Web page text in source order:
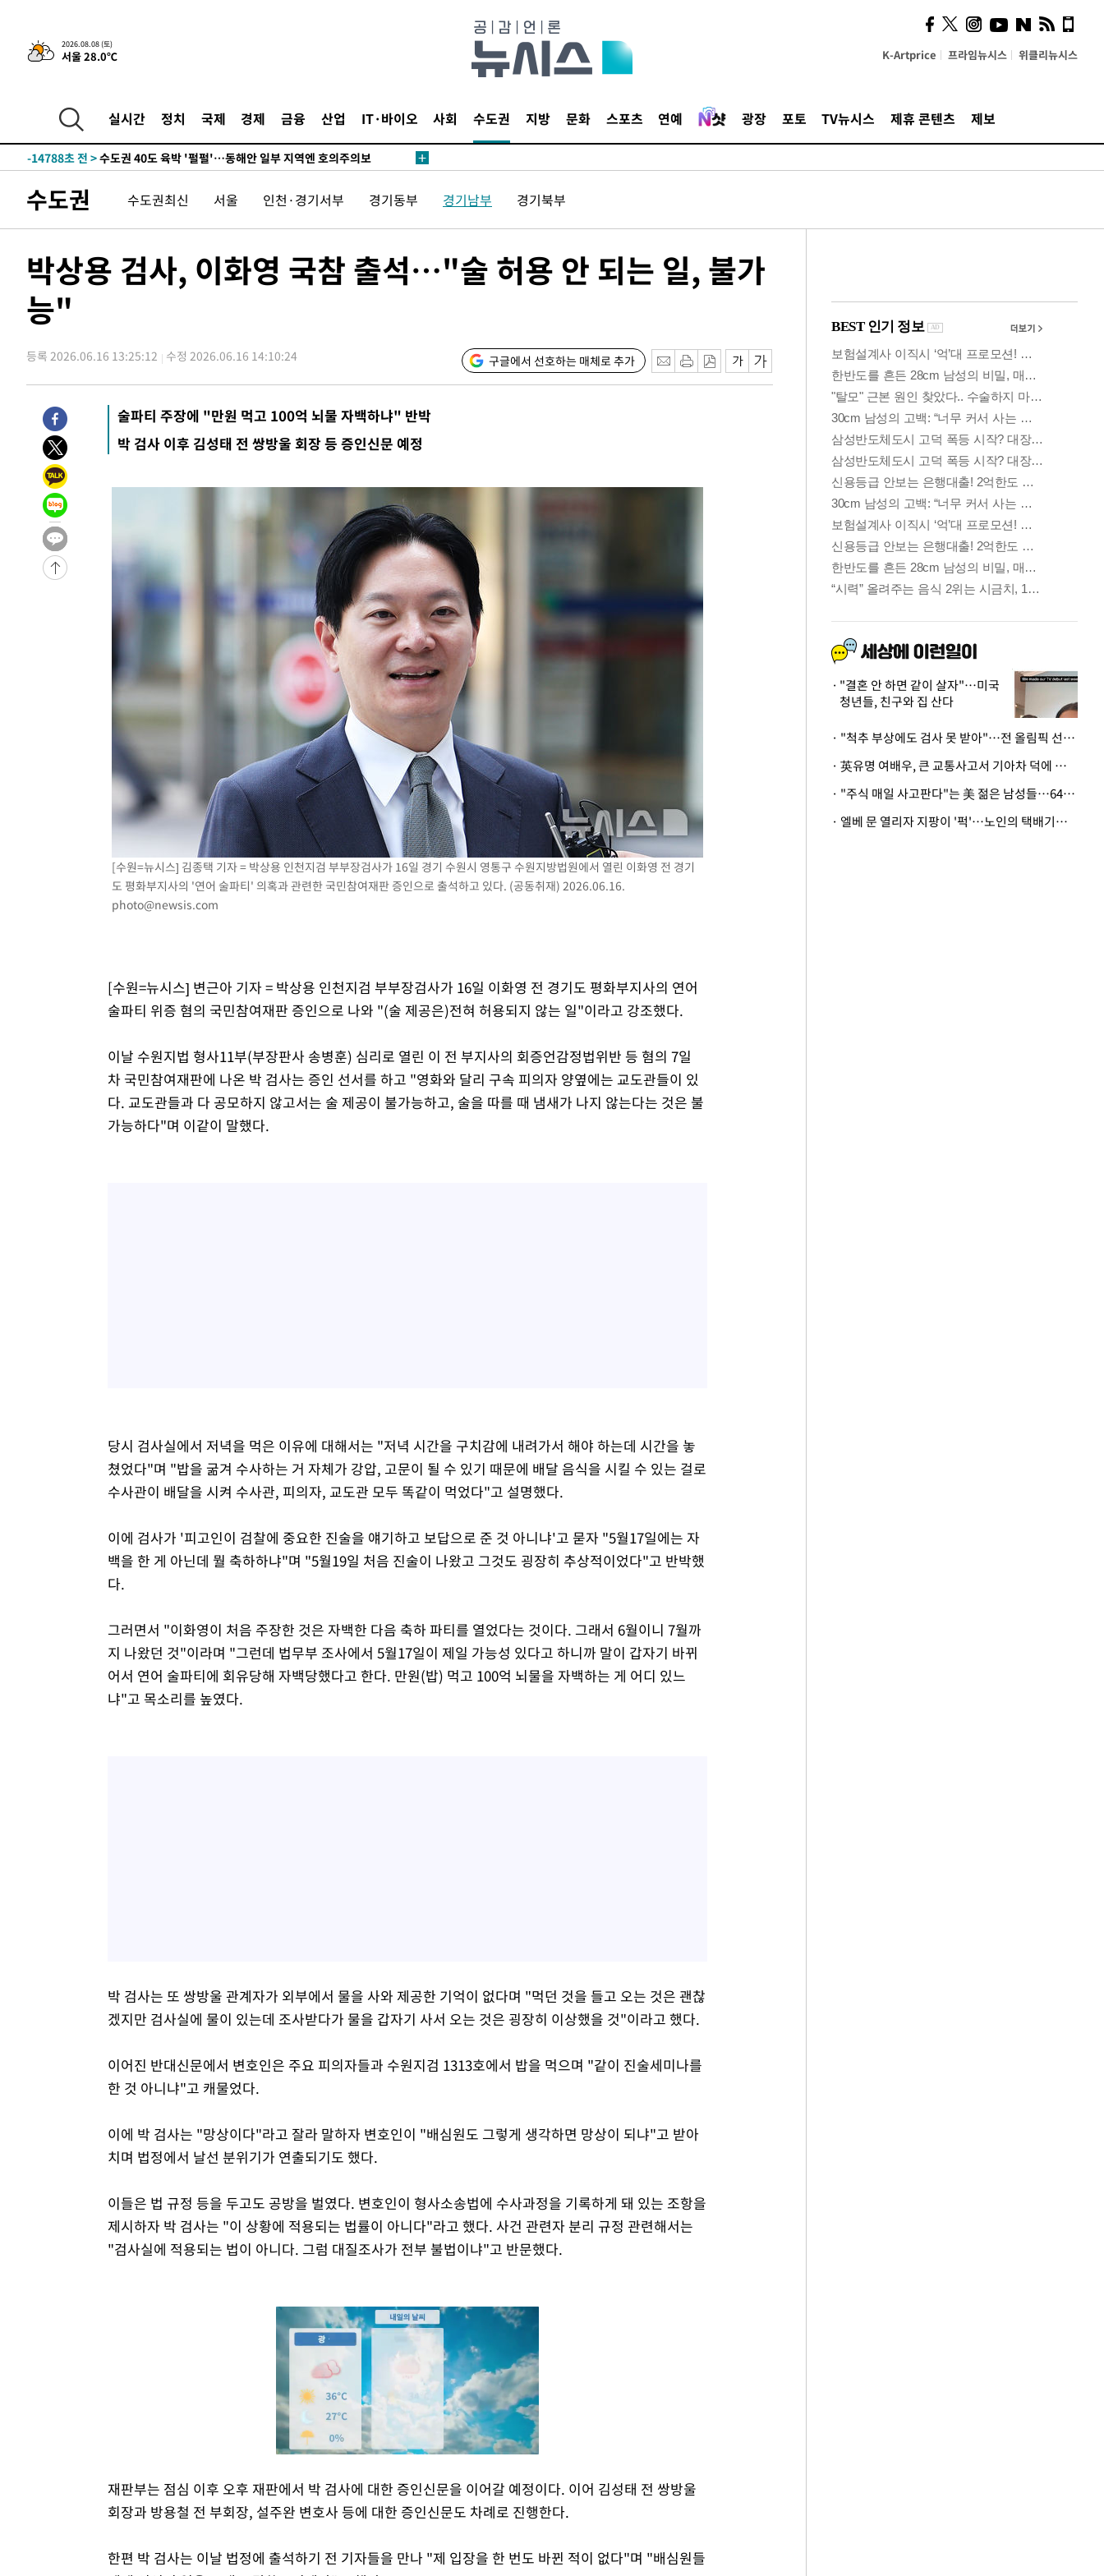
2026.08.08 (토)
서울 28.0℃ K-Artprice 프라임뉴시스 위클리뉴시스
실시간 정치 국제 경제 금융 산업 IT·바이오 사회 수도권 지방 문화 스포츠 연예 광장 포토 TV뉴시스 제휴 콘텐츠 제보
청래 44.56%
-22493초 전 >[속보]與 대표 경선 제주·인천 당원투표…金 47.75%·鄭
42.08%·宋 10.17%
-22027초 전 >이강인 "아틀레티코 이적 기뻐…등번호 7번 의미보단 팀 위해 뛸
-15736초 전 >
낮 최고 35도 '무더위'…동해안 시간당 30㎜ '강한 비'[내일날씨]
-15006초 전 >
틀레티코 이적"
-14788초 전 >수도권 40도 육박 '펄펄'…동해안 일부 지역엔 호의주의보
-7702초 전 > 강릉에 시간당 81.4㎜ 물폭탄…도로 잠기고 담벼락 붕괴
-3809초 전 >백운산서 80년근 천종산삼 9뿌리 발견…감정가 1.3억원
15분 전 >남자 농구, 나고야 아시안게임서 '홈팀' 일본과 한일전
26분 전 >
1시간 전 >
2시간 전 >[속보]'압수수색·성접대 논란' 축구협회 "실망과 걱정 안겨드려 죄송"
5시간 전 >'최고 37도' 폭염 지속…강원동해안 최대 150㎜ 비
7시간 전 >
[속보]뉴욕증시 상승 마감…S&P 0.6% 나스닥 1.3%↑
-32231초 전 >
이란 "호르무즈 재개방 합의 근접…美 배상 선행돼야"
-23278초 전 >
[속보]與최고위원 제주·인천 순회경선…박선원·최민희·서미화·
한민수·김용 순
-23231초 전 >
청래 44.56%
-22513초 전 >
42.08%·宋 10.17%
-22047초 전 >
이강인 "아틀레티코 이적 기뻐…등번호 7번 의미보단 팀 위해 뛸
것"
-21982초 전 >
[속보]與 당대표 경선, 제주·인천 권리당원 투표 김민석 승리
-15756초 전 >
낮 최고 35도 '무더위'…동해안 시간당 30㎜ '강한 비'[내일날씨]
[속보]이강인 "감독님이 원하는 마음 느꼈고, 많은 트로피 원해 아
수도권 40도 육박 '펄펄'…동해안 일부 지역엔 호의주의보
온열질환 사망자 3명 늘어…누적 환자 3000명 돌파
강릉에 시간당 81.4㎜ 물폭탄…도로 잠기고 담벼락 붕괴
백운산서 80년근 천종산삼 9뿌리 발견…감정가 1.3억원
선재도서 해루질 나섰다 실종 60대, 닷새 만에 숨진 채 발견
남자 농구, 나고야 아시안게임서 '홈팀' 일본과 한일전
여수 오동도 해상서 모터보트 전복…1명 사망·1명 실종
극한폭염 한풀 꺾이지만…'낮 최고 35도' 무더위, 열대야 계속[다음주
축구협회 "압수수색·성접대 논란 사과…쇄신의 기회로 삼겠다"
[속보]'압수수색·성접대 논란' 축구협회 "실망과 걱정 안겨드려 죄송"
'최고 37도' 폭염 지속…강원동해안 최대 150㎜ 비
[속보]뉴욕증시 상승 마감…S&P 0.6% 나스닥 1.3%↑
수도권 수도권최신 서울 인천·경기서부 경기동부 경기남부 경기북부
박상용 검사, 이화영 국참 출석…"술 허용 안 되는 일, 불가
능"
등록 2026.06.16 13:25:12 수정 2026.06.16 14:10:24 구글에서 선호하는 매체로 추가
술파티 주장에 "만원 먹고 100억 뇌물 자백하냐" 반박
박 검사 이후 김성태 전 쌍방울 회장 등 증인신문 예정
[수원=뉴시스] 김종택 기자 = 박상용 인천지검 부부장검사가 16일 경기 수원시 영통구 수원지방법원에서 열린 이화영 전 경기
도 평화부지사의 '연어 술파티' 의혹과 관련한 국민참여재판 증인으로 출석하고 있다. (공동취재) 2026.06.16.
photo@newsis.com
[수원=뉴시스] 변근아 기자 = 박상용 인천지검 부부장검사가 16일 이화영 전 경기도 평화부지사의 연어
술파티 위증 혐의 국민참여재판 증인으로 나와 "(술 제공은)전혀 허용되지 않는 일"이라고 강조했다.
이날 수원지법 형사11부(부장판사 송병훈) 심리로 열린 이 전 부지사의 회증언감정법위반 등 혐의 7일
차 국민참여재판에 나온 박 검사는 증인 선서를 하고 "영화와 달리 구속 피의자 양옆에는 교도관들이 있
다. 교도관들과 다 공모하지 않고서는 술 제공이 불가능하고, 술을 따를 때 냄새가 나지 않는다는 것은 불
가능하다"며 이같이 말했다.
당시 검사실에서 저녁을 먹은 이유에 대해서는 "저녁 시간을 구치감에 내려가서 해야 하는데 시간을 놓
쳤었다"며 "밥을 굶겨 수사하는 거 자체가 강압, 고문이 될 수 있기 때문에 배달 음식을 시킬 수 있는 걸로
수사관이 배달을 시켜 수사관, 피의자, 교도관 모두 똑같이 먹었다"고 설명했다.
이에 검사가 '피고인이 검찰에 중요한 진술을 얘기하고 보답으로 준 것 아니냐'고 묻자 "5월17일에는 자
백을 한 게 아닌데 뭘 축하하냐"며 "5월19일 처음 진술이 나왔고 그것도 굉장히 추상적이었다"고 반박했
다.
그러면서 "이화영이 처음 주장한 것은 자백한 다음 축하 파티를 열었다는 것이다. 그래서 6월이니 7월까
지 나왔던 것"이라며 "그런데 법무부 조사에서 5월17일이 제일 가능성 있다고 하니까 말이 갑자기 바뀌
어서 연어 술파티에 회유당해 자백당했다고 한다. 만원(밥) 먹고 100억 뇌물을 자백하는 게 어디 있느
냐"고 목소리를 높였다.
박 검사는 또 쌍방울 관계자가 외부에서 물을 사와 제공한 기억이 없다며 "먹던 것을 들고 오는 것은 괜찮
겠지만 검사실에 물이 있는데 조사받다가 물을 갑자기 사서 오는 것은 굉장히 이상했을 것"이라고 했다.
이어진 반대신문에서 변호인은 주요 피의자들과 수원지검 1313호에서 밥을 먹으며 "같이 진술세미나를
한 것 아니냐"고 캐물었다.
이에 박 검사는 "망상이다"라고 잘라 말하자 변호인이 "배심원도 그렇게 생각하면 망상이 되냐"고 받아
치며 법정에서 날선 분위기가 연출되기도 했다.
이들은 법 규정 등을 두고도 공방을 벌였다. 변호인이 형사소송법에 수사과정을 기록하게 돼 있는 조항을
제시하자 박 검사는 "이 상황에 적용되는 법률이 아니다"라고 했다. 사건 관련자 분리 규정 관련해서는
"검사실에 적용되는 법이 아니다. 그럼 대질조사가 전부 불법이냐"고 반문했다.
Mute
재판부는 점심 이후 오후 재판에서 박 검사에 대한 증인신문을 이어갈 예정이다. 이어 김성태 전 쌍방울
회장과 방용철 전 부회장, 설주완 변호사 등에 대한 증인신문도 차례로 진행한다.
한편 박 검사는 이날 법정에 출석하기 전 기자들을 만나 "제 입장을 한 번도 바뀐 적이 없다"며 "배심원들
사이 해답 찾았죠"…알을
깨고 나온 '초자아'
"결혼 안 하면 같이 살자"…미국
청년들, 친구와 집 산다
· "척추 부상에도 검사 못 받아"…전 올림픽 선수, 美봅슬레이협회 상대 소송
· 英유명 여배우, 큰 교통사고서 기아차 덕에 살았다
· "주식 매일 사고판다"는 美 젊은 남성들…64%가 "나는 인생의 패배자“
· 엘베 문 열리자 지팡이 '퍽'…노인의 택배기사 폭행 이유